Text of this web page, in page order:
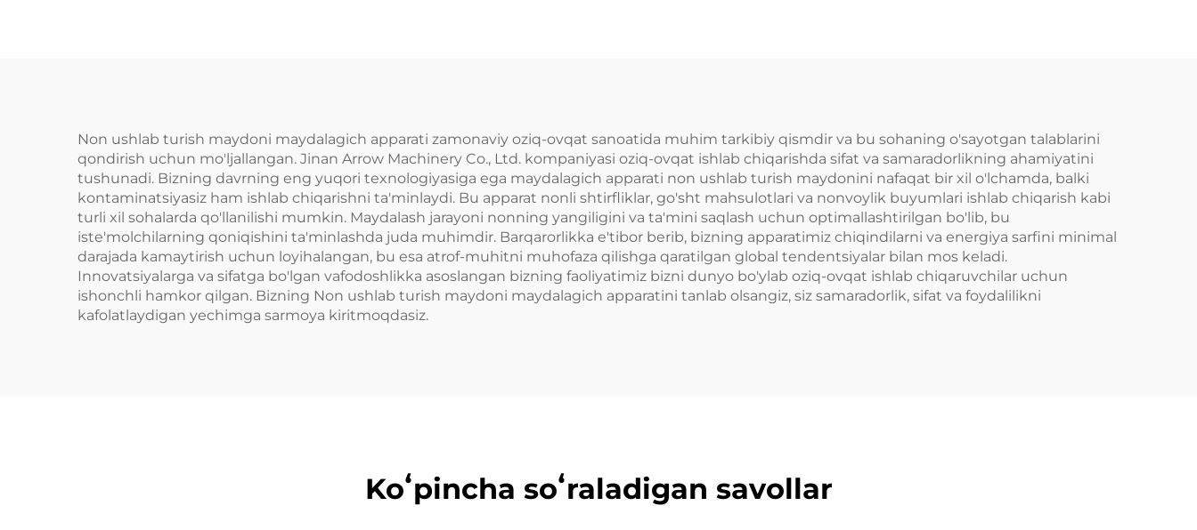
Non ushlab turish maydoni maydalagich apparati zamonaviy oziq-ovqat sanoatida muhim tarkibiy qismdir va bu sohaning o'sayotgan talablarini
qondirish uchun mo'ljallangan. Jinan Arrow Machinery Co., Ltd. kompaniyasi oziq-ovqat ishlab chiqarishda sifat va samaradorlikning ahamiyatini
tushunadi. Bizning davrning eng yuqori texnologiyasiga ega maydalagich apparati non ushlab turish maydonini nafaqat bir xil o'lchamda, balki
kontaminatsiyasiz ham ishlab chiqarishni ta'minlaydi. Bu apparat nonli shtirfliklar, go'sht mahsulotlari va nonvoylik buyumlari ishlab chiqarish kabi
turli xil sohalarda qo'llanilishi mumkin. Maydalash jarayoni nonning yangiligini va ta'mini saqlash uchun optimallashtirilgan bo'lib, bu
iste'molchilarning qoniqishini ta'minlashda juda muhimdir. Barqarorlikka e'tibor berib, bizning apparatimiz chiqindilarni va energiya sarfini minimal
darajada kamaytirish uchun loyihalangan, bu esa atrof-muhitni muhofaza qilishga qaratilgan global tendentsiyalar bilan mos keladi.
Innovatsiyalarga va sifatga bo'lgan vafodoshlikka asoslangan bizning faoliyatimiz bizni dunyo bo'ylab oziq-ovqat ishlab chiqaruvchilar uchun
ishonchli hamkor qilgan. Bizning Non ushlab turish maydoni maydalagich apparatini tanlab olsangiz, siz samaradorlik, sifat va foydalilikni
kafolatlaydigan yechimga sarmoya kiritmoqdasiz.
Koʻpincha soʻraladigan savollar